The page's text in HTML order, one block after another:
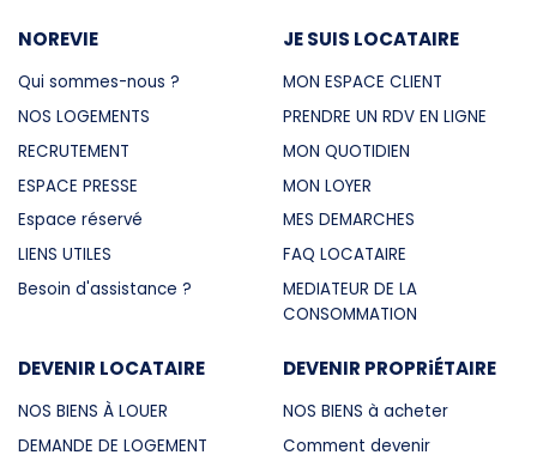
NOREVIE
Qui sommes-nous ?
NOS LOGEMENTS
RECRUTEMENT
ESPACE PRESSE
Espace réservé
LIENS UTILES
Besoin d'assistance ?
JE SUIS LOCATAIRE
MON ESPACE CLIENT
PRENDRE UN RDV EN LIGNE
MON QUOTIDIEN
MON LOYER
MES DEMARCHES
FAQ LOCATAIRE
MEDIATEUR DE LA
CONSOMMATION
DEVENIR LOCATAIRE
NOS BIENS À LOUER
DEMANDE DE LOGEMENT
DEVENIR PROPRiÉTAIRE
NOS BIENS à acheter
Comment devenir